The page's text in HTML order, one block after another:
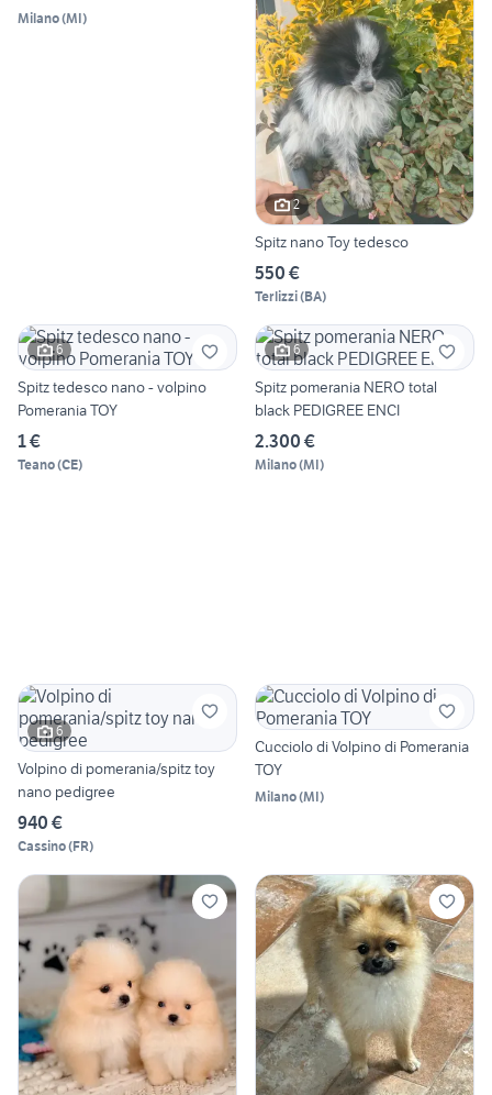
Milano(MI)
2
Spitz nano Toy tedesco
550 €
Terlizzi(BA)
6
Spitz tedesco nano - volpino
Pomerania TOY
1 €
Teano(CE)
6
Spitz pomerania NERO total
black PEDIGREE ENCI
2.300 €
Milano(MI)
6
Volpino di pomerania/spitz toy
nano pedigree
940 €
Cassino(FR)
Cucciolo di Volpino di Pomerania
TOY
Milano(MI)